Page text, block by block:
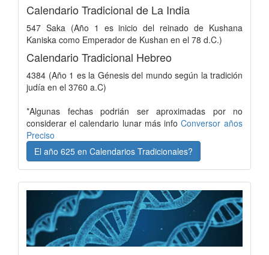
Calendario Tradicional de La India
547 Saka (Año 1 es inicio del reinado de Kushana
Kaniska como Emperador de Kushan en el 78 d.C.)
Calendario Tradicional Hebreo
4384 (Año 1 es la Génesis del mundo según la tradición
judía en el 3760 a.C)
*Algunas fechas podrián ser aproximadas por no
considerar el calendario lunar más info Conversor años
Preciso
El año 625 en Calendarios Tradicionales?